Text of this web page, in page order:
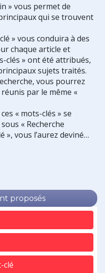
» vous permet de
qui se trouvent
» vous conduira à des
chaque article et
clés » ont été attribués,
sujets traités.
vous pourrez
par le même «
« mots-clés » se
« Recherche
», vous l’aurez deviné…
proposés
clé